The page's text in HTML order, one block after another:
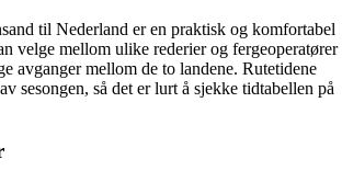
til Nederland er en praktisk og komfortabel
velge mellom ulike rederier og fergeoperatører
avganger mellom de to landene. Rutetidene
sesongen, så det er lurt å sjekke tidtabellen på